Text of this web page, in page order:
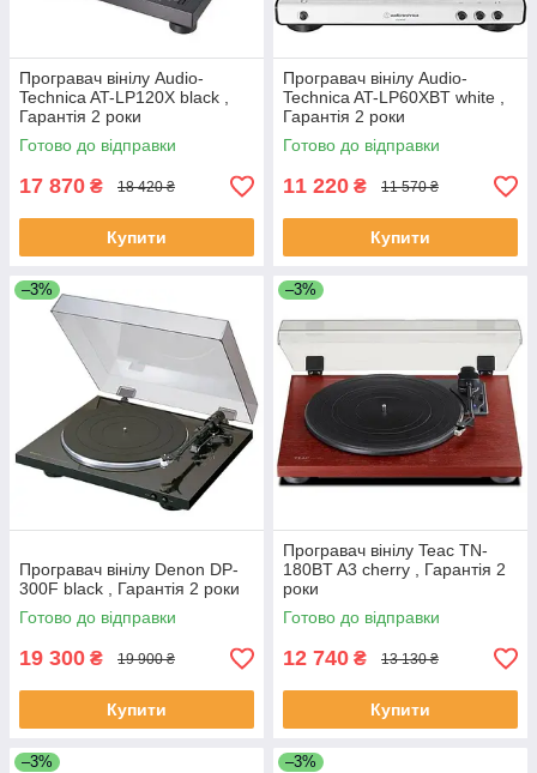
Програвач вінілу Audio-
Technica AT-LP120X black ,
Гарантія 2 роки
Готово до відправки
17 870 ₴ 18 420 ₴
Купити
Програвач вінілу Audio-
Technica AT-LP60XBT white ,
Гарантія 2 роки
Готово до відправки
11 220 ₴ 11 570 ₴
Купити
–3%
Програвач вінілу Denon DP-
300F black , Гарантія 2 роки
Готово до відправки
19 300 ₴ 19 900 ₴
Купити
–3%
Програвач вінілу Teac TN-
180BT A3 cherry , Гарантія 2
роки
Готово до відправки
12 740 ₴ 13 130 ₴
Купити
–3% –3%